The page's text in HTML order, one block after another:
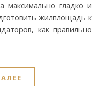
максимально гладко и
жилплощадь к
как правильно